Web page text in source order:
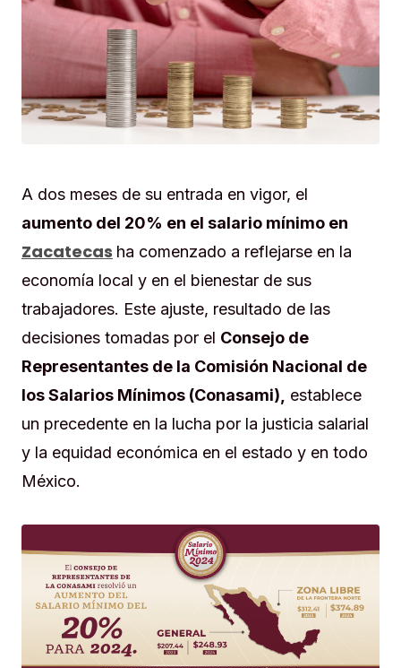
A dos meses de su entrada en vigor, el
aumento del 20% en el salario mínimo en
Zacatecas ha comenzado a reflejarse en la
economía local y en el bienestar de sus
trabajadores. Este ajuste, resultado de las
decisiones tomadas por el Consejo de
Representantes de la Comisión Nacional de
los Salarios Mínimos (Conasami),
establece
un precedente en la lucha por la justicia salarial
y la equidad económica en el estado y en todo
México.